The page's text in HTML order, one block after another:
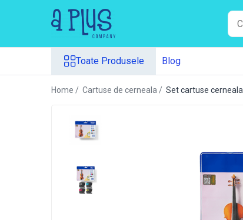
Benzi pentru etichete
Cartuse toner
Unitate cilindru (Drum unit)
Toate Produsele Blog
Home / Cartuse de cerneala / Set cartuse